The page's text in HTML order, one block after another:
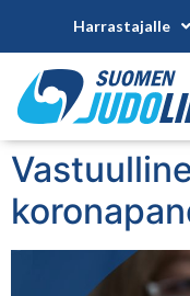
Harrastajalle